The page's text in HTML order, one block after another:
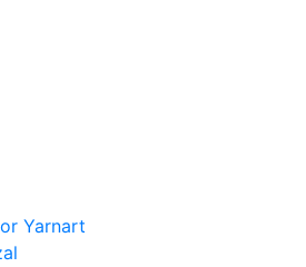
Yarnart